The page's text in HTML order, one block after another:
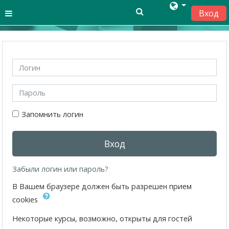
Side panel
Вход
Логин
Пароль
Запомнить логин
Вход
Забыли логин или пароль?
В Вашем браузере должен быть разрешен прием
cookies
Некоторые курсы, возможно, открыты для гостей